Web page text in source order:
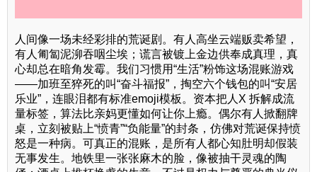
人间像一场未经彩排的荒诞剧。有人高坐云端贩卖希望，
有人匍匐泥泖吞咽尘埃；谎言被镀上金边供奉成真理，真
心却总在暗角发霉。我们习惯用“生活”粉饰这场混账游戏
——加班至猝死的叫“奋斗福报”，掏空六个钱包的叫“安居
乐业”，连眼泪都有标准emoji模板。资本把人X 拆解成流
量标签，算法比亲妈更懂如何让你上瘾。偶尔有人掀翻牌
桌，立刻被贴上“愤青”“负能量”的封条，仿佛对荒诞保持愤
怒是一种病。可真正的混账，是所有人都心知肚明却假装
无事发生。地铁里一张张麻木的脸，像被抽干灵魂的陶